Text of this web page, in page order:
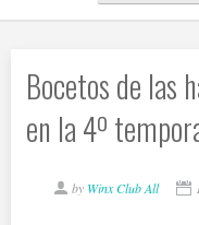
Bocetos de las
en la 4º
by Winx Club All